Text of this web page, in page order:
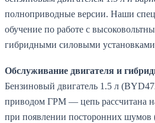
полноприводные версии. Наши
обучение по работе с
гибридными силовыми
Обслуживание двигателя и
Бензиновый двигатель 1.5 л
приводом ГРМ — цепь рассчитана
при появлении посторонних шумов